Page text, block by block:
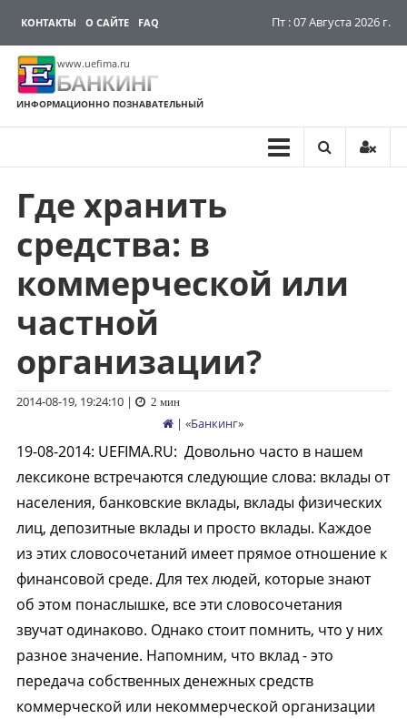
КОНТАКТЫ О САЙТЕ FAQ Пт : 07 Августа 2026 г.
www.uefima.ru
БАНКИНГ
ИНФОРМАЦИОННО ПОЗНАВАТЕЛЬНЫЙ
Перейти
содержимому
Где хранить
средства: в
коммерческой или
частной
организации?
2014-08-19, 19:24:10| 2 мин
| «Банкинг»
19-08-2014: UEFIMA.RU: Довольно часто в нашем
лексиконе встречаются следующие слова: вклады от
населения, банковские вклады, вклады физических
лиц, депозитные вклады и просто вклады. Каждое
из этих словосочетаний имеет прямое отношение к
финансовой среде. Для тех людей, которые знают
об этом понаслышке, все эти словосочетания
звучат одинаково. Однако стоит помнить, что у них
разное значение. Напомним, что вклад - это
передача собственных денежных средств
коммерческой или некоммерческой организации